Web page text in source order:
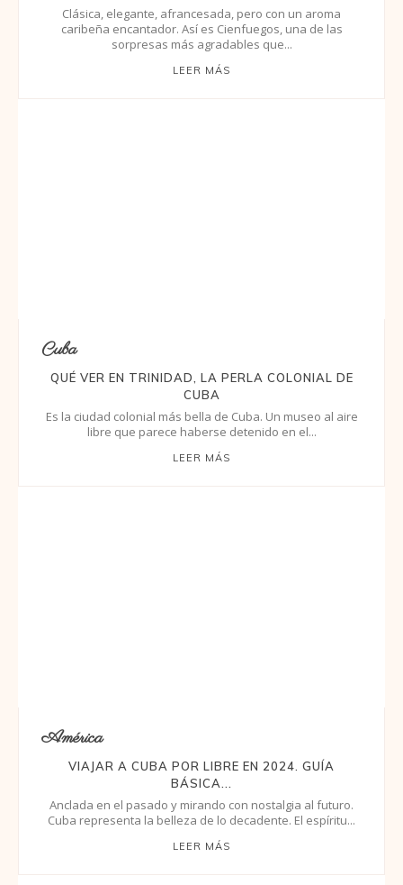
Clásica, elegante, afrancesada, pero con un aroma
caribeña encantador. Así es Cienfuegos, una de las
sorpresas más agradables que...
LEER MÁS
Cuba
QUÉ VER EN TRINIDAD, LA PERLA COLONIAL DE
CUBA
Es la ciudad colonial más bella de Cuba. Un museo al aire
libre que parece haberse detenido en el...
LEER MÁS
América
VIAJAR A CUBA POR LIBRE EN 2024. GUÍA
BÁSICA...
Anclada en el pasado y mirando con nostalgia al futuro.
Cuba representa la belleza de lo decadente. El espíritu...
LEER MÁS